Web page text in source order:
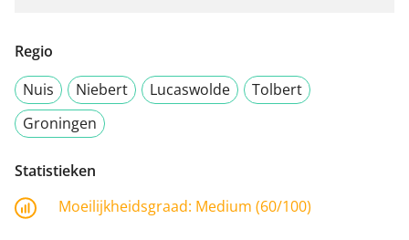
Regio
Nuis
Niebert Lucaswolde
Tolbert
Groningen
Statistieken
Moeilijkheidsgraad: Medium (60/100)